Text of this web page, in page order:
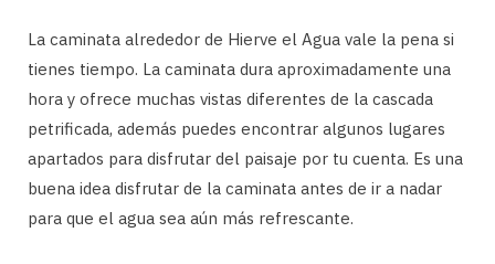
La caminata alrededor de Hierve el Agua vale la pena si
tienes tiempo. La caminata dura aproximadamente una
hora y ofrece muchas vistas diferentes de la cascada
petrificada, además puedes encontrar algunos lugares
apartados para disfrutar del paisaje por tu cuenta. Es una
buena idea disfrutar de la caminata antes de ir a nadar
para que el agua sea aún más refrescante.